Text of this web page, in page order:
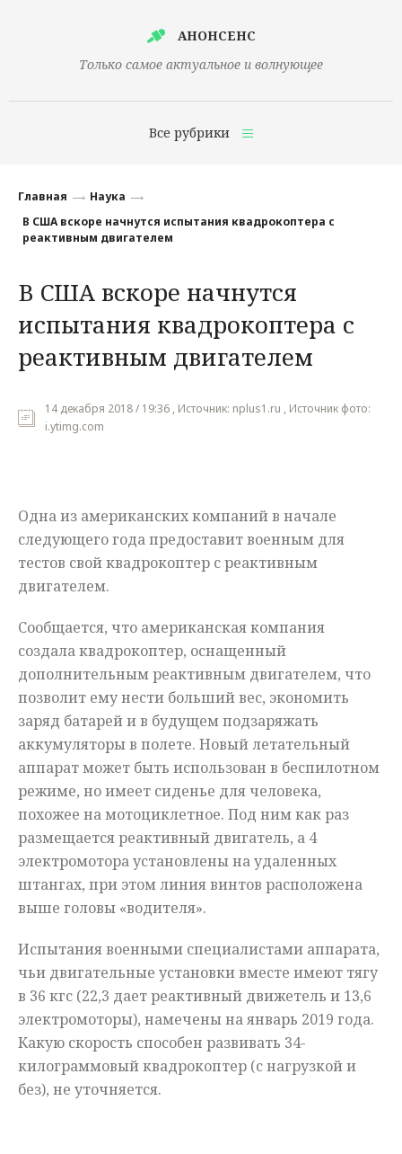
АНОНСЕНС
Только самое актуальное и волнующее
Все рубрики
Финансы
Наука
Культура
Общество
Мнения
Главная
Наука
В США вскоре начнутся испытания квадрокоптера с
реактивным двигателем
В США вскоре начнутся
испытания квадрокоптера с
реактивным двигателем
14 декабря 2018 / 19:36 , Источник: nplus1.ru , Источник фото:
i.ytimg.com
Одна из американских компаний в начале
следующего года предоставит военным для
тестов свой квадрокоптер с реактивным
двигателем.
Сообщается, что американская компания
создала квадрокоптер, оснащенный
дополнительным реактивным двигателем, что
позволит ему нести больший вес, экономить
заряд батарей и в будущем подзаряжать
аккумуляторы в полете. Новый летательный
аппарат может быть использован в беспилотном
режиме, но имеет сиденье для человека,
похожее на мотоциклетное. Под ним как раз
размещается реактивный двигатель, а 4
электромотора установлены на удаленных
штангах, при этом линия винтов расположена
выше головы «водителя».
Испытания военными специалистами аппарата,
чьи двигательные установки вместе имеют тягу
в 36 кгс (22,3 дает реактивный движетель и 13,6
электромоторы), намечены на январь 2019 года.
Какую скорость способен развивать 34-
килограммовый квадрокоптер (с нагрузкой и
без), не уточняется.